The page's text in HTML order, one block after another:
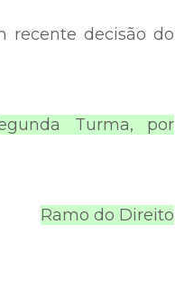
recente decisão do
Turma, por
Ramo do Direito